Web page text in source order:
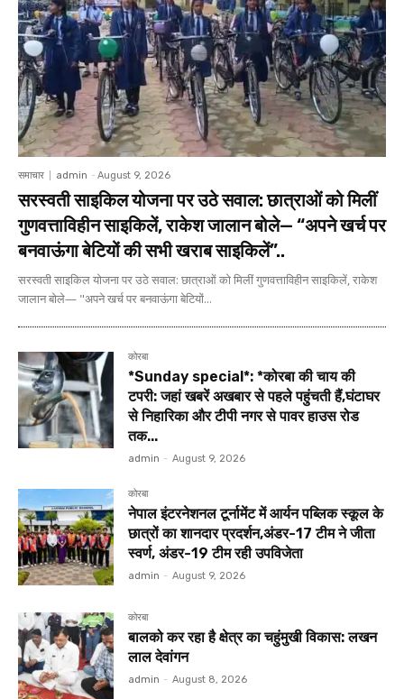
समाचार admin - August 9, 2026
सरस्वती साइकिल योजना पर उठे सवाल: छात्राओं को मिलीं
गुणवत्ताविहीन साइकिलें, राकेश जालान बोले— “अपने खर्च पर
बनवाऊंगा बेटियों की सभी खराब साइकिलें”..
सरस्वती साइकिल योजना पर उठे सवाल: छात्राओं को मिलीं गुणवत्ताविहीन साइकिलें, राकेश
जालान बोले— "अपने खर्च पर बनवाऊंगा बेटियों...
कोरबा
*Sunday special*: *कोरबा की चाय की
टपरी: जहां खबरें अखबार से पहले पहुंचती हैं,घंटाघर
से निहारिका और टीपी नगर से पावर हाउस रोड
तक...
admin - August 9, 2026
कोरबा
नेपाल इंटरनेशनल टूर्नामेंट में आर्यन पब्लिक स्कूल के
छात्रों का शानदार प्रदर्शन,अंडर-17 टीम ने जीता
स्वर्ण, अंडर-19 टीम रही उपविजेता
admin - August 9, 2026
कोरबा
बालको कर रहा है क्षेत्र का चहुंमुखी विकास: लखन
लाल देवांगन
admin - August 8, 2026